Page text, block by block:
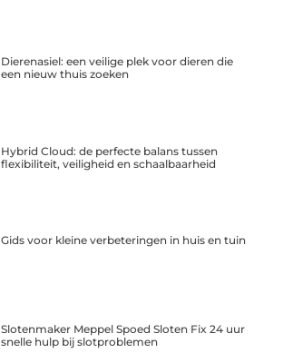
Dierenasiel: een veilige plek voor dieren die
een nieuw thuis zoeken
Hybrid Cloud: de perfecte balans tussen
flexibiliteit, veiligheid en schaalbaarheid
Gids voor kleine verbeteringen in huis en tuin
Slotenmaker Meppel Spoed Sloten Fix 24 uur
snelle hulp bij slotproblemen